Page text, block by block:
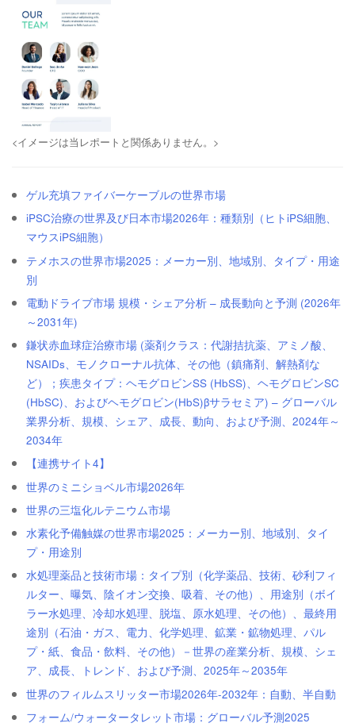
<イメージは当レポートと関係ありません。>
ゲル充填ファイバーケーブルの世界市場
iPSC治療の世界及び日本市場2026年：種類別（ヒトiPS細胞、
マウスiPS細胞）
テメホスの世界市場2025：メーカー別、地域別、タイプ・用途
別
電動ドライブ市場 規模・シェア分析 – 成長動向と予測 (2026年
～2031年)
鎌状赤血球症治療市場 (薬剤クラス：代謝拮抗薬、アミノ酸、
NSAIDs、モノクローナル抗体、その他（鎮痛剤、解熱剤な
ど）；疾患タイプ：ヘモグロビンSS (HbSS)、ヘモグロビンSC
(HbSC)、およびヘモグロビン(HbS)βサラセミア) – グローバル
業界分析、規模、シェア、成長、動向、および予測、2024年～
2034年
【連携サイト4】
世界のミニショベル市場2026年
世界の三塩化ルテニウム市場
水素化予備触媒の世界市場2025：メーカー別、地域別、タイ
プ・用途別
水処理薬品と技術市場：タイプ別（化学薬品、技術、砂利フィ
ルター、曝気、陰イオン交換、吸着、その他）、用途別（ボイ
ラー水処理、冷却水処理、脱塩、原水処理、その他）、最終用
途別（石油・ガス、電力、化学処理、鉱業・鉱物処理、パル
プ・紙、食品・飲料、その他）－世界の産業分析、規模、シェ
ア、成長、トレンド、および予測、2025年～2035年
世界のフィルムスリッター市場2026年-2032年：自動、半自動
フォーム/ウォータータレット市場：グローバル予測2025